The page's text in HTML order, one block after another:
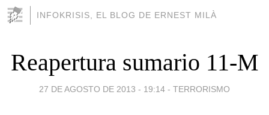
INFOKRISIS, EL BLOG DE ERNEST MILÀ
Reapertura sumario 11-M
27 DE AGOSTO DE 2013 - 19:14 - TERRORISMO